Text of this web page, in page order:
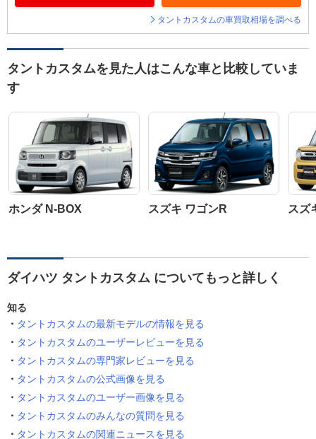
タントカスタムの車買取相場を調べる
タントカスタムを見た人はこんな車と比較していま
す
ホンダ N-BOX スズキ ワゴンR スズ
ダイハツ タントカスタム についてもっと詳しく
知る
タントカスタムの最新モデルの情報を見る
タントカスタムのユーザーレビューを見る
タントカスタムの専門家レビューを見る
タントカスタムの公式画像を見る
タントカスタムのユーザー画像を見る
タントカスタムのみんなの質問を見る
タントカスタムの関連ニュースを見る